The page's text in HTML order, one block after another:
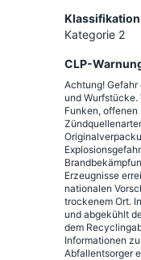
Kategorie 2
CLP-
Achtung! Gefahr
und Wurfstücke.
Funken, offenen
Erzeugnisse
nationalen
trockenem Ort.
und abgekühlt
dem
Informationen
Abfallentsorger